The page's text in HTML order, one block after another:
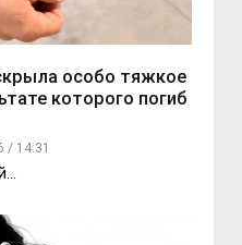
особо тяжкое
которого погиб
/ 14:31